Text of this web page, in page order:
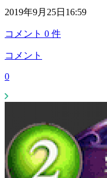
2019年9月25日16:59
コメント 0 件
コメント
0